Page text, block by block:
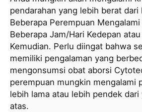
pendarahan yang lebih berat dari
Beberapa Perempuan
Beberapa Jam/Hari Kedepan
Kemudian. Perlu diingat bahwa
memiliki pengalaman yang
mengonsumsi obat aborsi
perempuan mungkin mengalami
lebih lama atau lebih pendek dari
atas.